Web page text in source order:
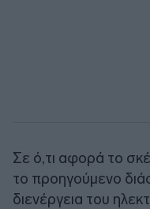
Σε ό,τι αφορά το
το προηγούμενο
διενέργεια του